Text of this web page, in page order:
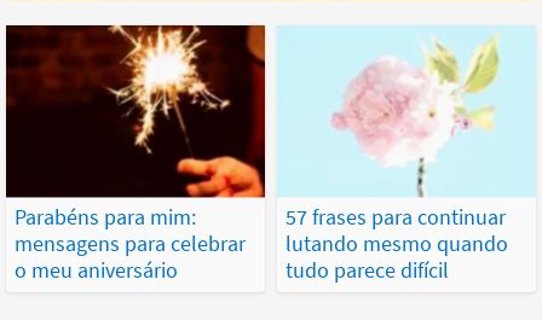
Parabéns para mim:
mensagens para celebrar
o meu aniversário
57 frases para continuar
lutando mesmo quando
tudo parece difícil